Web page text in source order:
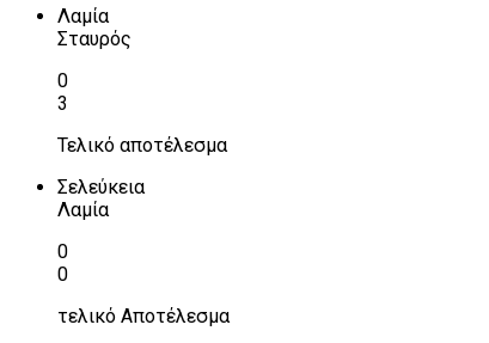
Λαμία
Σταυρός
0
3
Τελικό αποτέλεσμα
Σελεύκεια
Λαμία
0
0
τελικό Αποτέλεσμα